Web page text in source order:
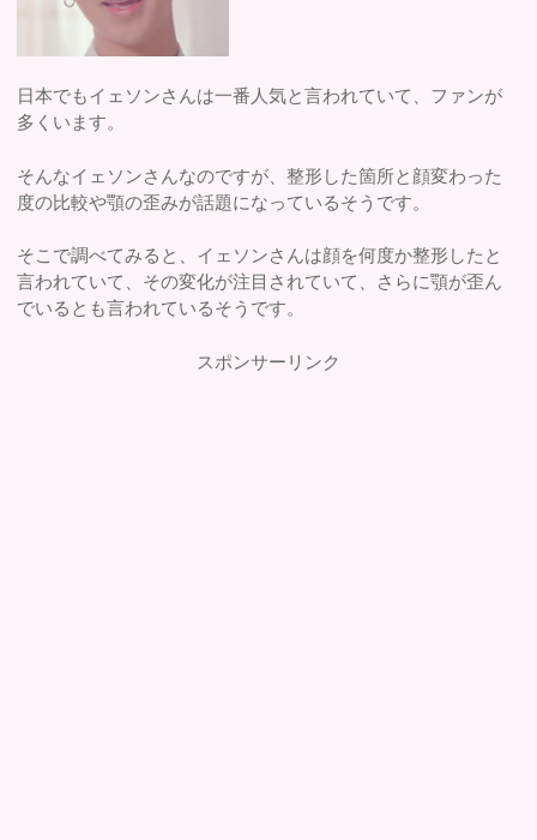
日本でもイェソンさんは一番人気と言われていて、ファンが
多くいます。
そんなイェソンさんなのですが、整形した箇所と顔変わった
度の比較や顎の歪みが話題になっているそうです。
そこで調べてみると、イェソンさんは顔を何度か整形したと
言われていて、その変化が注目されていて、さらに顎が歪ん
でいるとも言われているそうです。
スポンサーリンク